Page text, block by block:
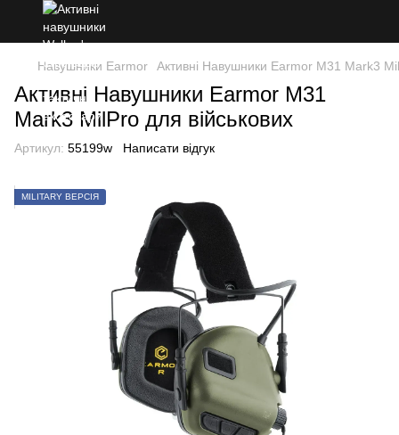
Навушники Earmor Активні Навушники Earmor M31 Mark3
Активні Навушники Earmor M31
Mark3 MilPro для військових
Артикул: 55199w Написати відгук
MILITARY ВЕРСІЯ